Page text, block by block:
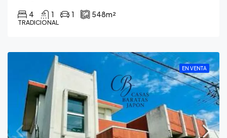
4 1 1 548m²
TRADICIONAL
EN VENTA